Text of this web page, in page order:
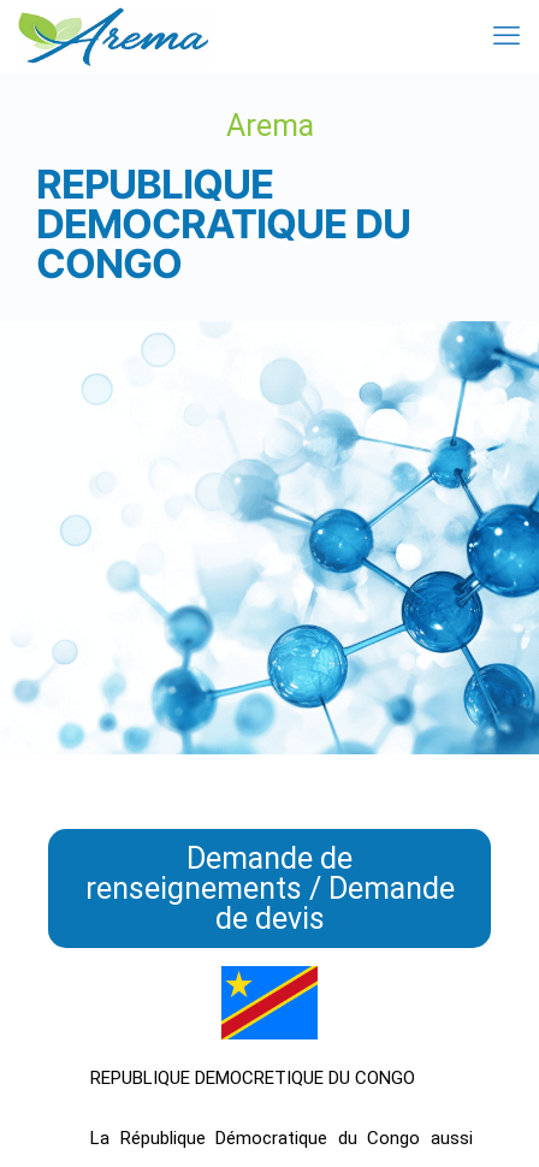
Arema
REPUBLIQUE
DEMOCRATIQUE DU
CONGO
Demande de
renseignements / Demande
de devis
REPUBLIQUE DEMOCRETIQUE DU CONGO
La République Démocratique du Congo aussi